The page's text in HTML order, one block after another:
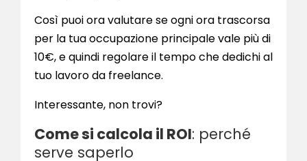
Così puoi ora valutare se ogni ora trascorsa
per la tua occupazione principale vale più di
10€, e quindi regolare il tempo che dedichi al
tuo lavoro da freelance.
Interessante, non trovi?
Come si calcola il ROI: perché
serve saperlo